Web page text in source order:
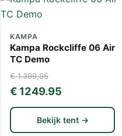
KAMPA
Kampa Rockcliffe 06 Air
TC Demo
€ 1.399,95
€ 1249.95
Bekijk tent →